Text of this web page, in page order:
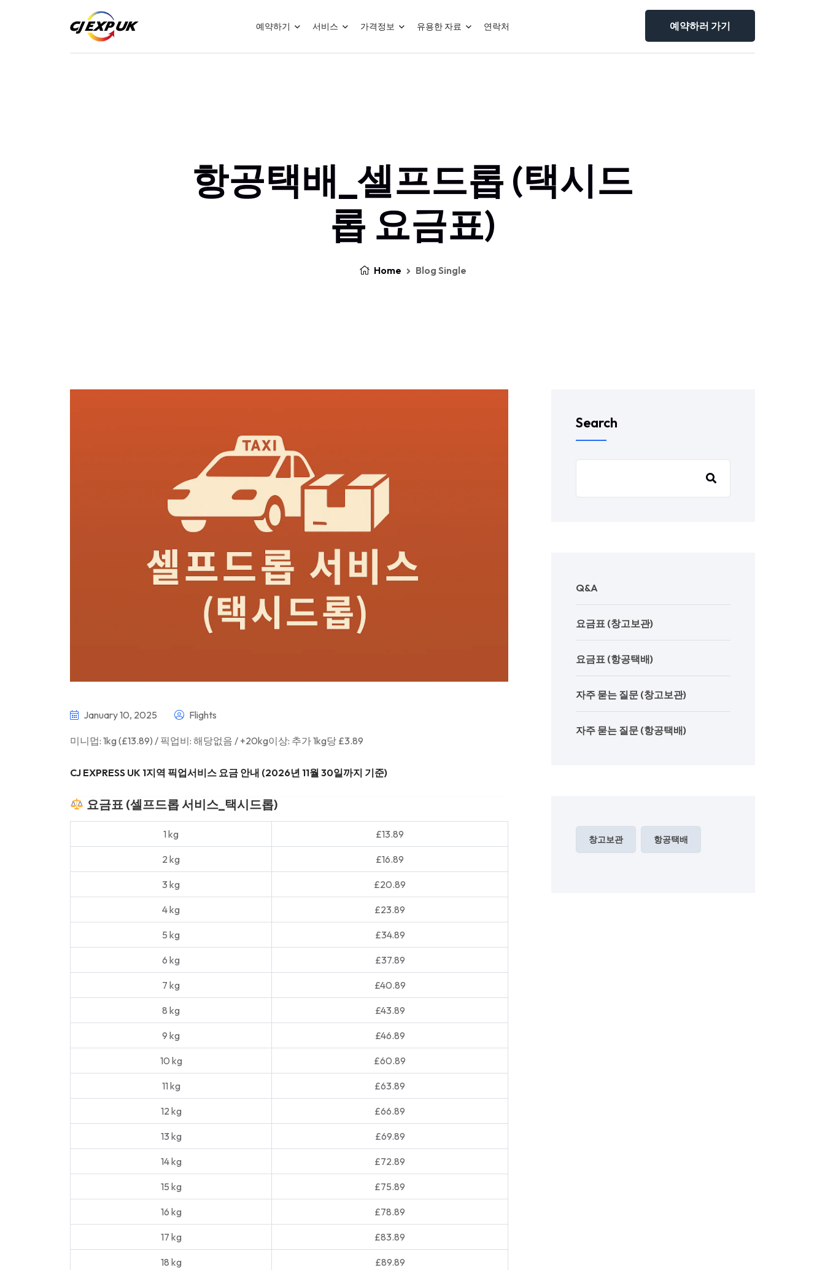
예약하기 서비스 가격정보 유용한 자료 연락처 예약하러 가기
항공택배_셀프드롭 (택시드
롭 요금표)
Home Blog Single
January 10, 2025 Flights
미니멉: 1kg (£13.89) / 픽업비: 해당없음 / +20kg이상: 추가 1kg당 £3.89
CJ EXPRESS UK 1지역 픽업서비스 요금 안내 (2026년 11월 30일까지 기준)
요금표 (셀프드롭 서비스_택시드롭)
1 kg £13.89
2 kg £16.89
3 kg £20.89
4 kg £23.89
5 kg £34.89
6 kg £37.89
7 kg £40.89
8 kg £43.89
9 kg £46.89
10 kg £60.89
11 kg £63.89
12 kg £66.89
13 kg £69.89
14 kg £72.89
15 kg £75.89
16 kg £78.89
17 kg £83.89
18 kg £89.89
Search
Q&A
요금표 (창고보관)
요금표 (항공택배)
자주 묻는 질문 (창고보관)
자주 묻는 질문 (항공택배)
창고보관 항공택배